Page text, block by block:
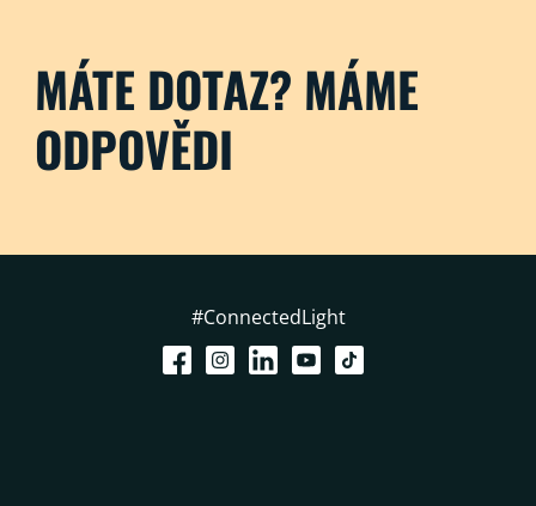
MÁTE DOTAZ? MÁME
ODPOVĚDI
#ConnectedLight